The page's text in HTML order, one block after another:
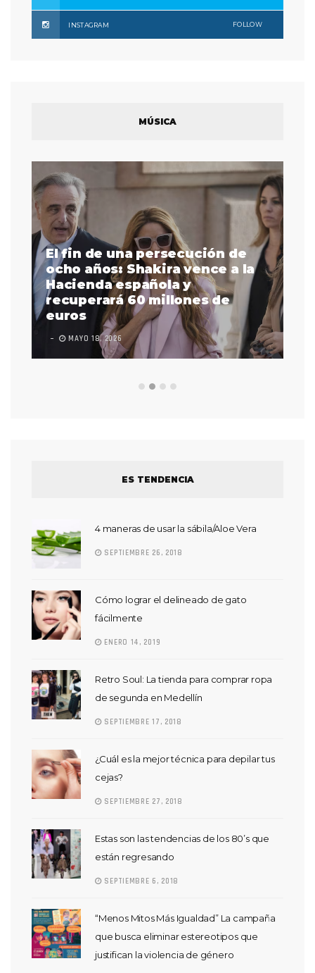
INSTAGRAM FOLLOW
MÚSICA
El fin de una persecución de
ocho años: Shakira vence a la
Hacienda española y
recuperará 60 millones de
euros
MAYO 18, 2026
ES TENDENCIA
4 maneras de usar la sábila/Aloe Vera
SEPTIEMBRE 26, 2018
Cómo lograr el delineado de gato
fácilmente
ENERO 14, 2019
Retro Soul: La tienda para comprar ropa
de segunda en Medellín
SEPTIEMBRE 17, 2018
¿Cuál es la mejor técnica para depilar tus
cejas?
SEPTIEMBRE 27, 2018
Estas son las tendencias de los 80’s que
están regresando
SEPTIEMBRE 6, 2018
“Menos Mitos Más Igualdad” La campaña
que busca eliminar estereotipos que
justifican la violencia de género